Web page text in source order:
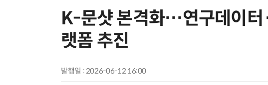
K-문샷 본격화…연구데이터
랫폼 추진
발행일 : 2026-06-12 16:00